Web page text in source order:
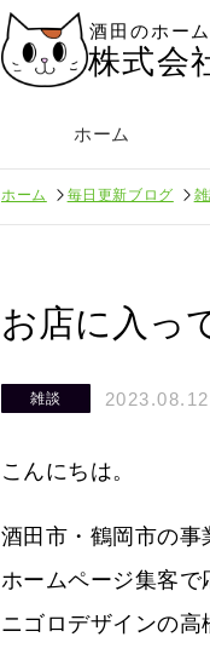
酒田のホー
株式会
ホーム
ホーム 毎日更新ブログ
お店に入っ
雑談 2023.08.12
こんにちは。
酒田市・鶴岡市の事
ホームページ集客で
ニゴロデザインの高